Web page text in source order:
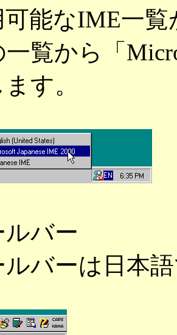
可能なIME一覧
一覧から「
す。
ルバー
ルバーは日本